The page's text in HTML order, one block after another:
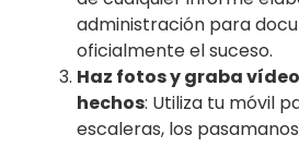
administración para
oficialmente el suceso.
Haz fotos y graba
hechos: Utiliza tu móvil
escaleras, los